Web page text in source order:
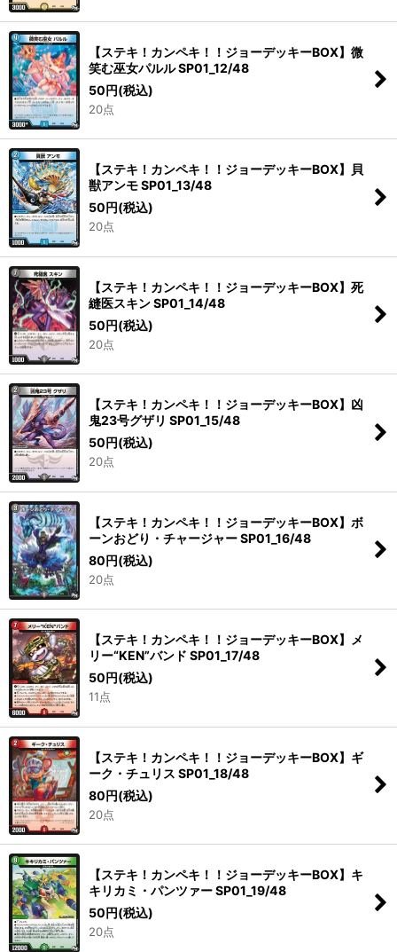
【ステキ！カンペキ！！ジョーデッキーBOX】微
笑む巫女パルル SP01_12/48
50円(税込)
20点
【ステキ！カンペキ！！ジョーデッキーBOX】貝
獣アンモ SP01_13/48
50 円(税込)
20点
【ステキ！カンペキ！！ジョーデッキーBOX】死
縫医スキン SP01_14/48
50円(税込)
20点
【ステキ！カンペキ！！ジョーデッキーBOX】凶
鬼23号グザリ SP01_15/48
50 円(税込)
20点
【ステキ！カンペキ！！ジョーデッキーBOX】ボ
ーンおどり・チャージャー SP01_16/48
80円(税込)
20点
【ステキ！カンペキ！！ジョーデッキーBOX】メ
リー“KEN”バンド SP01_17/48
50 円(税込)
11点
【ステキ！カンペキ！！ジョーデッキーBOX】ギ
ーク・チュリス SP01_18/48
80円(税込)
20点
【ステキ！カンペキ！！ジョーデッキーBOX】キ
キリカミ・パンツァー SP01_19/48
50 円(税込)
20点